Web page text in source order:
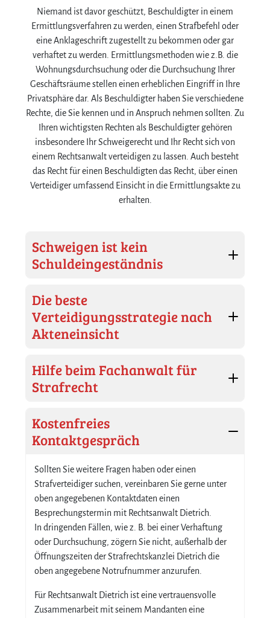
Niemand ist davor geschützt, Beschuldigter in einem
Ermittlungsverfahren zu werden, einen Strafbefehl oder
eine Anklageschrift zugestellt zu bekommen oder gar
verhaftet zu werden. Ermittlungsmethoden wie z.B. die
Wohnungsdurchsuchung oder die Durchsuchung Ihrer
Geschäftsräume stellen einen erheblichen Eingriff in Ihre
Privatsphäre dar. Als Beschuldigter haben Sie verschiedene
Rechte, die Sie kennen und in Anspruch nehmen sollten. Zu
Ihren wichtigsten Rechten als Beschuldigter gehören
insbesondere Ihr Schweigerecht und Ihr Recht sich von
einem Rechtsanwalt verteidigen zu lassen. Auch besteht
das Recht für einen Beschuldigten das Recht, über einen
Verteidiger umfassend Einsicht in die Ermittlungsakte zu
erhalten.
Schweigen ist kein
Schuldeingeständnis
Die beste
Verteidigungsstrategie nach
Akteneinsicht
Hilfe beim Fachanwalt für
Strafrecht
Kostenfreies
Kontaktgespräch
Sollten Sie weitere Fragen haben oder einen
Strafverteidiger suchen, vereinbaren Sie gerne unter
oben angegebenen Kontaktdaten einen
Besprechungstermin mit Rechtsanwalt Dietrich.
In dringenden Fällen, wie z. B. bei einer Verhaftung
oder Durchsuchung, zögern Sie nicht, außerhalb der
Öffnungszeiten der Strafrechtskanzlei Dietrich die
oben angegebene Notrufnummer anzurufen.
Für Rechtsanwalt Dietrich ist eine vertrauensvolle
Zusammenarbeit mit seinem Mandanten eine